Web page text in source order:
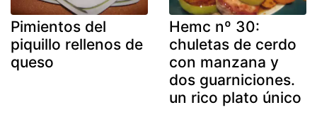
Pimientos del
piquillo rellenos de
queso
Hemc nº 30:
chuletas de cerdo
con manzana y
dos guarniciones.
un rico plato único